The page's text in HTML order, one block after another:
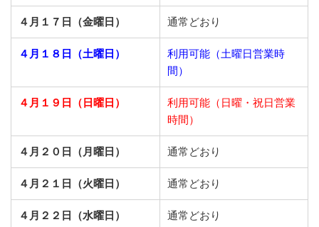
４月１７日（金曜日） 通常どおり
４月１８日（土曜日）
利用可能（土曜日営業時
間）
４月１９日（日曜日）
利用可能（日曜・祝日営業
時間）
４月２０日（月曜日） 通常どおり
４月２１日（火曜日） 通常どおり
４月２２日（水曜日） 通常どおり